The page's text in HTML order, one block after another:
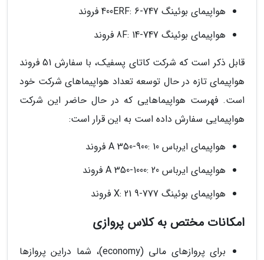
هواپیمای بوئینگ 747-400ERF: 6 فروند
هواپیمای بوئینگ 747-8F: 14 فروند
قابل ذکر است که شرکت کاتای پسفیک، با سفارش 51 فروند
هواپیمای تازه در حال توسعه تعداد هواپیماهای شرکت خود
است. فهرست هواپیماهایی که در حال حاضر این شرکت
هواپیمایی سفارش داده است به این قرار است:
هواپیمای ایرباس A 350-900: 10 فروند
هواپیمای ایرباس A 350-1000: 20 فروند
هواپیمای بوئینگ 777-9 X: 21 فروند
امکانات مختص به کلاس پروازی
برای پروازهای مالی (economy)، شما دراین پروازها